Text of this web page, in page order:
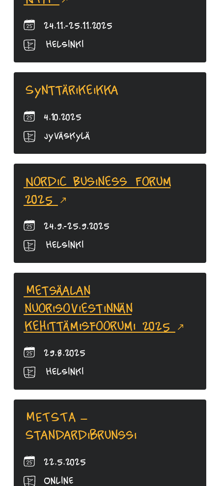
24.11.-25.11.2025
Helsinki
Synttärikeikka
4.10.2025
Jyväskylä
Nordic Business Forum
2025
24.9.-25.9.2025
Helsinki
Metsäalan
nuorisoviestinnän
kehittämisfoorumi 2025
29.8.2025
Helsinki
METSTA –
Standardibrunssi
22.5.2025
Online